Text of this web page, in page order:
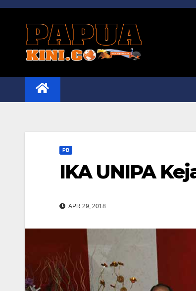
Skip
PB
IKA UNIPA
APR 29, 2018